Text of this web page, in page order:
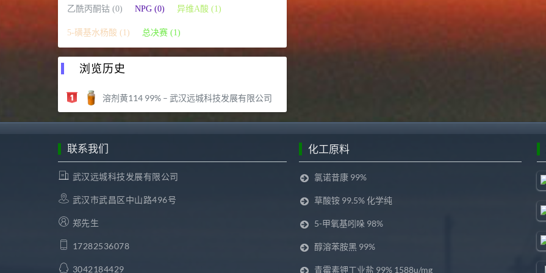
乙酰丙酮钴 (0) NPG (0) 异维A酸 (1)
5-磺基水杨酸 (1) 总决赛 (1)
浏览历史
溶剂黄114 99% – 武汉远城科技发展有限公司
联系我们
武汉远城科技发展有限公司
武汉市武昌区中山路496号
郑先生
17282536078
3042184429
化工原料
氯诺昔康 99%
草酸铵 99.5% 化学纯
5-甲氧基吲哚 98%
醇溶苯胺黑 99%
青霉素钾工业盐 99% 1588u/mg